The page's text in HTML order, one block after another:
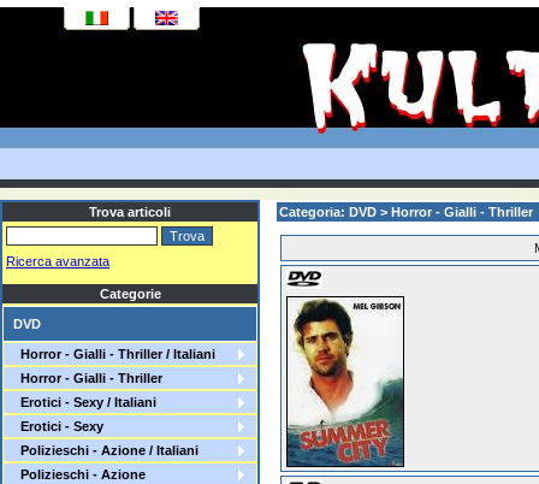
Trova articoli
Ricerca avanzata
Categorie
DVD
Horror - Gialli - Thriller / Italiani
Horror - Gialli - Thriller
Erotici - Sexy / Italiani
Erotici - Sexy
Polizieschi - Azione / Italiani
Polizieschi - Azione
Categoria: DVD > Horror - Gialli -